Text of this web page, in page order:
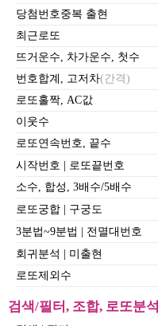
당첨번호중복 출현
최근로또
뜨거운수, 차가운수, 첫수
번호합계, 고저차(간격)
로또홀짝, AC값
이웃수
로또연속번호, 끝수
시작번호
로또끝번호
소수, 합성, 3배수/5배수
로또궁합
구궁도
3분법~9분법
전멸대번호
회귀분석
미출현
로또제외수
검색/필터, 조합, 로또분석